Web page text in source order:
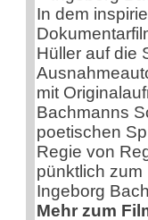
In dem
Hüller auf die
mit
Bachmanns
poetischen
Regie von
pünktlich
Ingeborg
Mehr zum